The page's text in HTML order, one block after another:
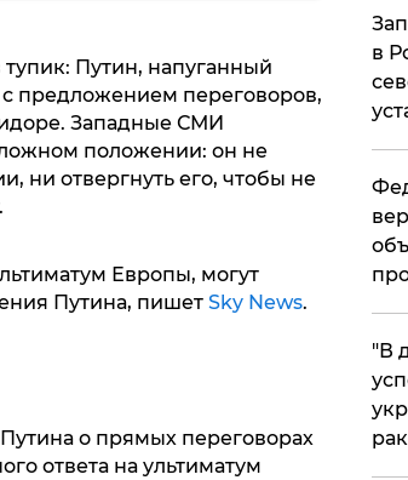
Путин, напуганный
предложением переговоров,
Западные СМИ
положении: он не
ни отвергнуть его, чтобы не
Европы, могут
Путина, пишет Sky News.
о прямых переговорах
ответа на ультиматум
в
​"В